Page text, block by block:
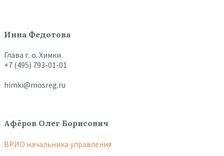
Инна Федотова
Глава г. о. Химки
+7 (495) 793-01-01
himki@mosreg.ru
Афёров Олег Борисович
ВРИО начальника управления